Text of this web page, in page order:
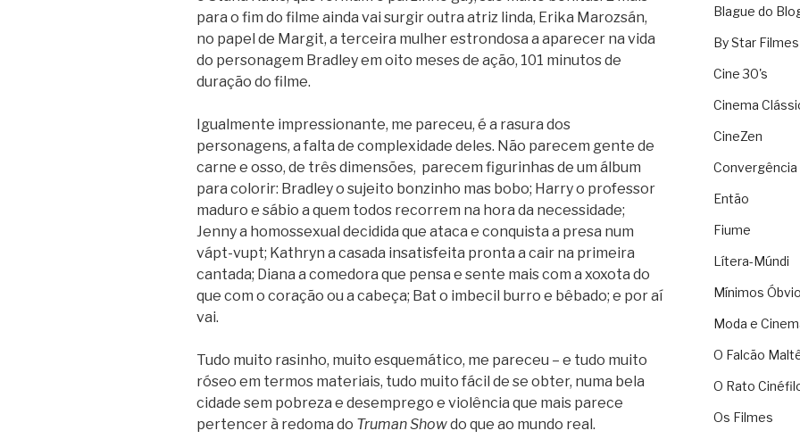
para o fim do filme ainda vai surgir outra atriz linda, Erika Marozsán,
no papel de Margit, a terceira mulher estrondosa a aparecer na vida
do personagem Bradley em oito meses de ação, 101 minutos de
duração do filme.
Igualmente impressionante, me pareceu, é a rasura dos
personagens, a falta de complexidade deles. Não parecem gente de
carne e osso, de três dimensões, parecem figurinhas de um álbum
para colorir: Bradley o sujeito bonzinho mas bobo; Harry o professor
maduro e sábio a quem todos recorrem na hora da necessidade;
Jenny a homossexual decidida que ataca e conquista a presa num
vápt-vupt; Kathryn a casada insatisfeita pronta a cair na primeira
cantada; Diana a comedora que pensa e sente mais com a xoxota do
que com o coração ou a cabeça; Bat o imbecil burro e bêbado; e por aí
vai.
Tudo muito rasinho, muito esquemático, me pareceu – e tudo muito
róseo em termos materiais, tudo muito fácil de se obter, numa bela
cidade sem pobreza e desemprego e violência que mais parece
pertencer à redoma do Truman Showdo que ao mundo real.
Blague do
By Star Filmes
Cine 30's
Cinema
CineZen
Convergência
Então
Fiume
Lítera-Múndi
Mínimos
Moda e
O Falcão
O Rato
Os Filmes